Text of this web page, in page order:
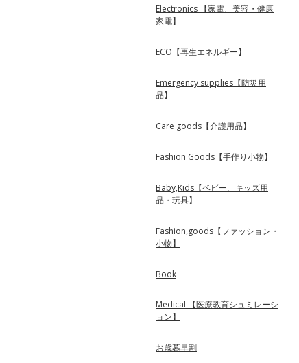
Electronics 【家電、美容・健康
家電】
ECO【再生エネルギー】
Emergency supplies【防災用
品】
Care goods【介護用品】
Fashion Goods【手作り小物】
Baby,Kids【ベビー、キッズ用
品・玩具】
Fashion,goods【ファッション・
小物】
Book
Medical 【医療教育シュミレーシ
ョン】
お歳暮早割